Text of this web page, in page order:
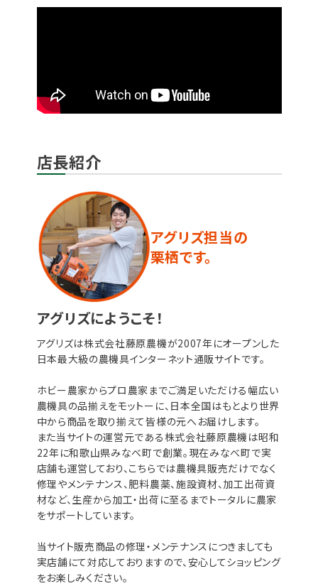
店長紹介
アグリズ担当の
栗栖です。
アグリズにようこそ！
アグリズは株式会社藤原農機が2007年にオープンした
日本最大級の農機具インターネット通販サイトです。
ホビー農家からプロ農家までご満足いただける幅広い
農機具の品揃えをモットーに、日本全国はもとより世界
中から商品を取り揃えて皆様の元へお届けします。
また当サイトの運営元である株式会社藤原農機は昭和
22年に和歌山県みなべ町で創業。現在みなべ町で実
店舗も運営しており、こちらでは農機具販売だけでなく
修理やメンテナンス、肥料農薬、施設資材、加工出荷資
材など、生産から加工・出荷に至るまでトータルに農家
をサポートしています。
当サイト販売商品の修理・メンテナンスにつきましても
実店舗にて対応しておりますので、安心してショッピング
をお楽しみください。